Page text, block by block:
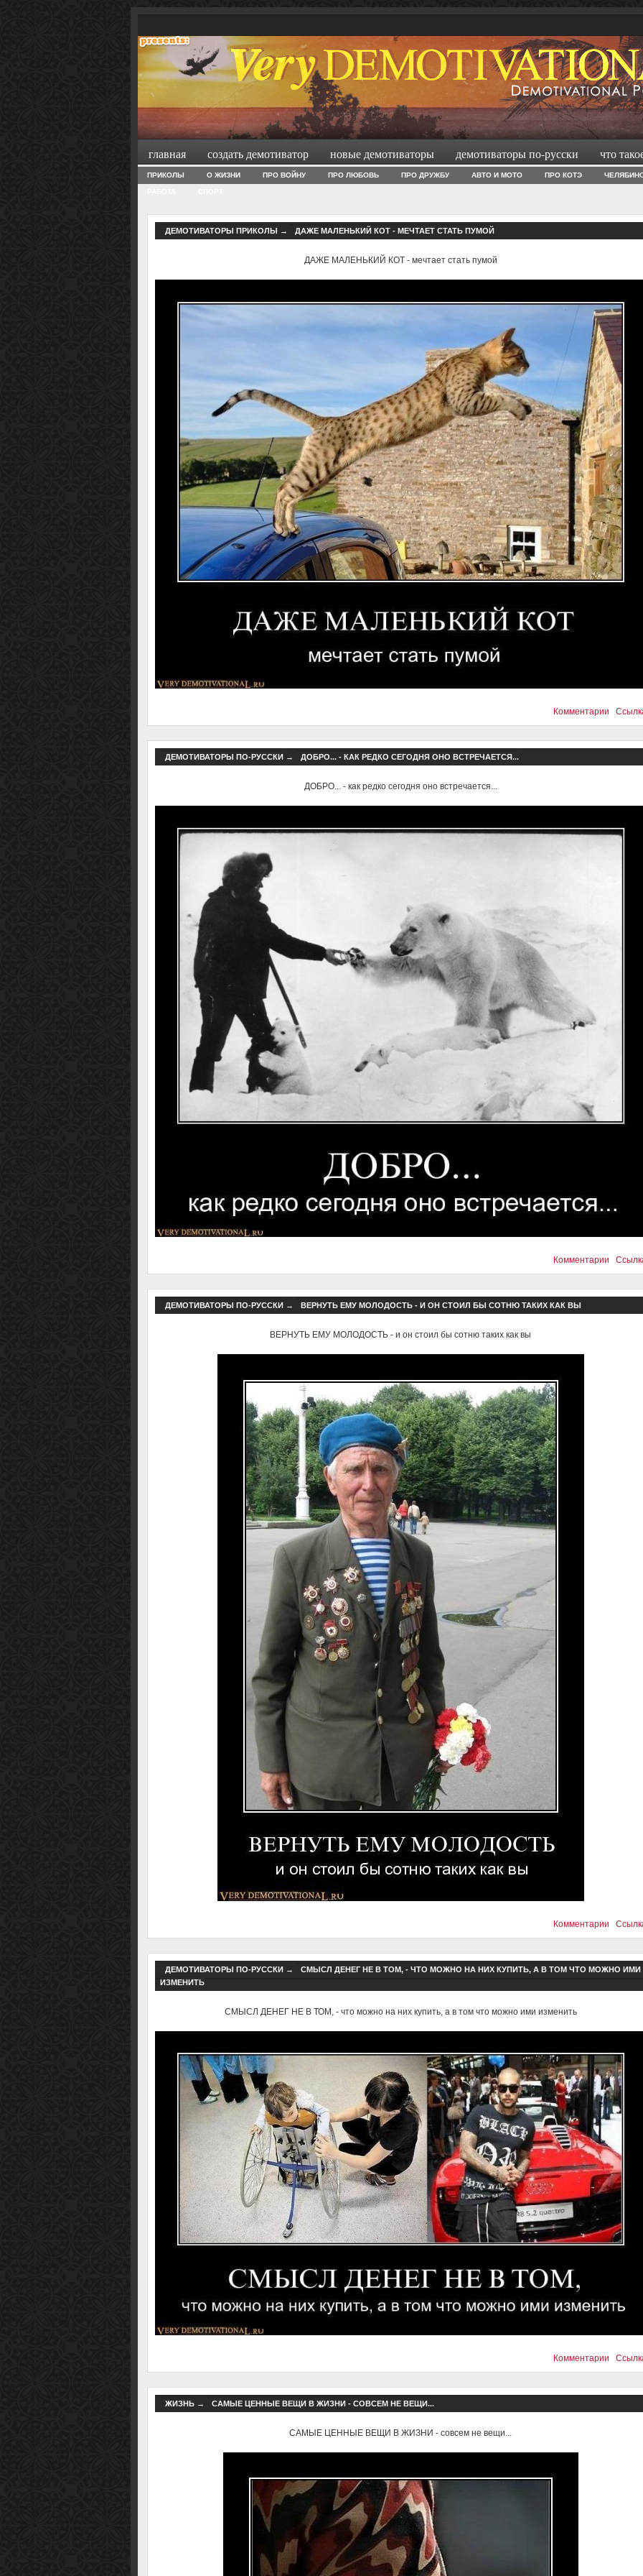
главная создать демотиватор новые демотиваторы демотиваторы по-русски что
ПРИКОЛЫ О ЖИЗНИ ПРО ВОЙНУ ПРО ЛЮБОВЬ ПРО ДРУЖБУ АВТО И МОТО ПРО КОТЭ
ДЕМОТИВАТОРЫ ПРИКОЛЫ → ДАЖЕ МАЛЕНЬКИЙ КОТ - МЕЧТАЕТ СТАТЬ ПУМОЙ
ДАЖЕ МАЛЕНЬКИЙ КОТ - мечтает стать пумой
Комментарии
ДЕМОТИВАТОРЫ ПО-РУССКИ→ ДОБРО... - КАК РЕДКО СЕГОДНЯ ОНО ВСТРЕЧАЕТСЯ...
ДОБРО... - как редко сегодня оно встречается...
Комментарии
ДЕМОТИВАТОРЫ ПО-РУССКИ→ ВЕРНУТЬ ЕМУ МОЛОДОСТЬ - И ОН СТОИЛ БЫ СОТНЮ ТАКИХ КАК ВЫ
ВЕРНУТЬ ЕМУ МОЛОДОСТЬ - и он стоил бы сотню таких как вы
Комментарии
ДЕМОТИВАТОРЫ ПО-РУССКИ→
СМЫСЛ ДЕНЕГ НЕ В ТОМ, - ЧТО МОЖНО НА НИХ КУПИТЬ, А В ТОМ ЧТО МОЖНО ИМИ
ИЗМЕНИТЬ
СМЫСЛ ДЕНЕГ НЕ В ТОМ, - что можно на них купить, а в том что можно ими изменить
Комментарии
ЖИЗНЬ→ САМЫЕ ЦЕННЫЕ ВЕЩИ В ЖИЗНИ - СОВСЕМ НЕ ВЕЩИ...
САМЫЕ ЦЕННЫЕ ВЕЩИ В ЖИЗНИ - совсем не вещи...